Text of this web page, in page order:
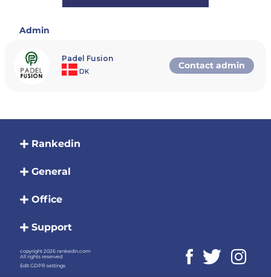
Ved refundering pålægges et gebyr på 25 kr. pr.
7500,-
Hvem kan deltage?
Turneringen afvikles efter monrad-princippet.
Opvarmning sker udenfor banerne. Der vil være
Admin
Padel Fusion
DK
Contact admin
Rankedin
General
Office
Support
copyright 2026 rankedin.com
All rights reserved
Edit GDPR settings